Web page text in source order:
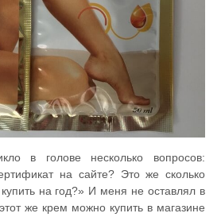
в голове несколько вопросов:
на сайте? Это же сколько
на год?» И меня не оставлял в
же крем можно купить в магазине